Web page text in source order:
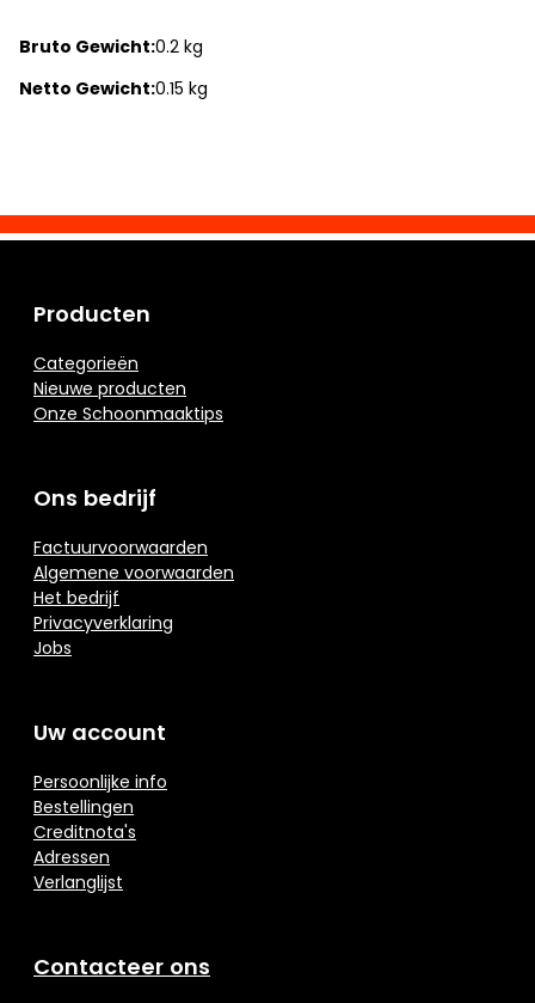
Bruto Gewicht:0.2 kg
Netto Gewicht:0.15 kg
Producten
Categorieën
Nieuwe producten
Onze Schoonmaaktips
Ons bedrijf
Factuurvoorwaarden
Algemene voorwaarden
Het bedrijf
Privacyverklaring
Jobs
Uw account
Persoonlijke info
Bestellingen
Creditnota's
Adressen
Verlanglijst
Contacteer ons